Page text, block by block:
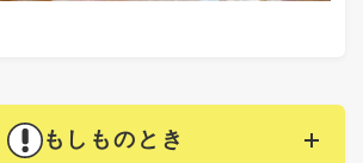
もしものとき